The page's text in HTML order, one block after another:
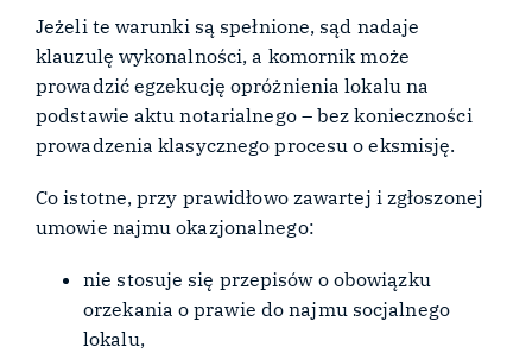
Jeżeli te warunki są spełnione, sąd nadaje
klauzulę wykonalności, a komornik może
prowadzić egzekucję opróżnienia lokalu na
podstawie aktu notarialnego – bez konieczności
prowadzenia klasycznego procesu o eksmisję.
Co istotne, przy prawidłowo zawartej i zgłoszonej
umowie najmu okazjonalnego:
nie stosuje się przepisów o obowiązku
orzekania o prawie do najmu socjalnego
lokalu,